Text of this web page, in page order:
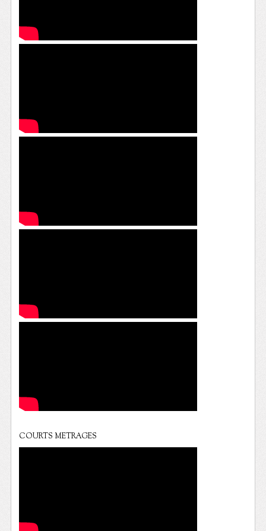
COURTS METRAGES